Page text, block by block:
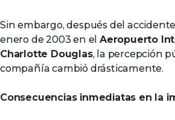
Sin embargo, después del
enero de 2003 en elAeropuerto
Charlotte Douglas, la percepción
compañía cambió drásticamente.
Consecuencias inmediatas en la